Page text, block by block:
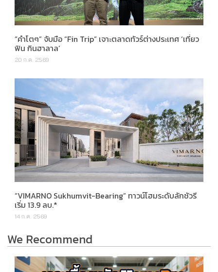
“คำโตๆ” จับมือ “Fin Trip” เจาะตลาดทัวร์ต่างประเทศ ‘เที่ยว
ฟิน กินฮาลาล’
20 ก.ค. 2569
“VIMARNO Sukhumvit-Bearing” ทาวน์โฮมระดับลักชัวรี
เริ่ม 13.9 ลบ.*
14 ก.ค. 2569
We Recommend